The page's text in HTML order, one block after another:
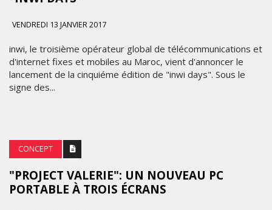
VENDREDI 13 JANVIER 2017
inwi, le troisième opérateur global de télécommunications et
d'internet fixes et mobiles au Maroc, vient d'annoncer le
lancement de la cinquiéme édition de "inwi days". Sous le
signe des...
CONCEPT
"PROJECT VALERIE": UN NOUVEAU PC
PORTABLE À TROIS ÉCRANS